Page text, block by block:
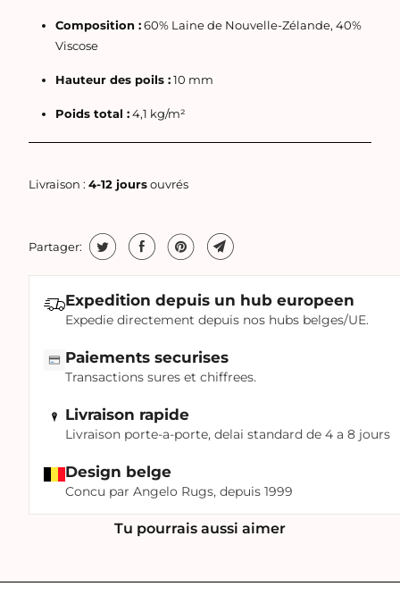
Expedition depuis un hub europeen
Expedie directement depuis nos hubs belges/UE.
Paiements securises
Transactions sures et chiffrees.
Livraison rapide
Livraison porte-a-porte, delai standard de 4 a 8 jours
Design belge
Concu par Angelo Rugs, depuis 1999
Composition :60% Laine de Nouvelle-Zélande, 40%
Viscose
Hauteur des poils :10 mm
Poids total :4,1 kg/m²
Livraison : 4-12 joursouvrés
Partager:
Tu pourrais aussi aimer